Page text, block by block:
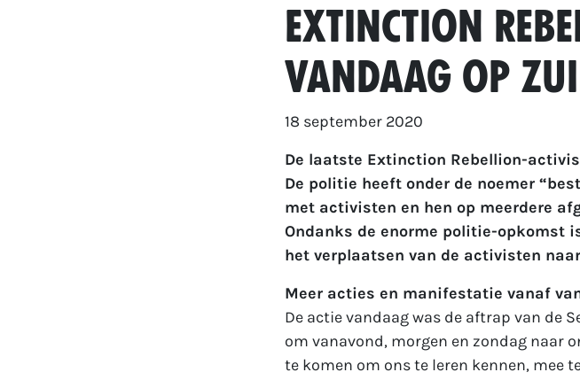
Extinction
vandaag op
18 september 2020
De laatste Extinction Rebellion-
De politie heeft onder de noemer
met activisten en hen op meerdere
Ondanks de enorme politie-opkomst
het verplaatsen van de activisten
Meer acties en manifestatie vanaf
De actie vandaag was de aftrap van de
om vanavond, morgen en zondag naar
te komen om ons te leren kennen, mee